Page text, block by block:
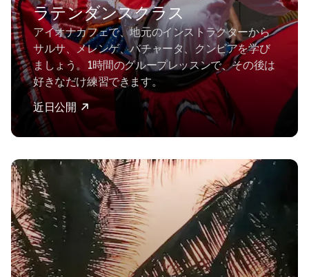
ラテンダンスクラス
アイオナカフェで、地元のインストラクターから
サルサ、メレンゲ、バチャータ、クンビアを学び
ましょう。1時間のグループレッスンで、その後は
好きなだけ練習できます。
近日公開